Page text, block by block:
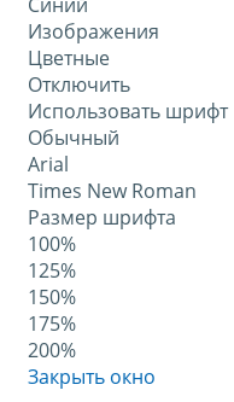
Изображения
Цветные
Отключить
Использовать шрифт
Обычный
Arial
Times New Roman
Размер шрифта
100%
125%
150%
175%
200%
Закрыть окно